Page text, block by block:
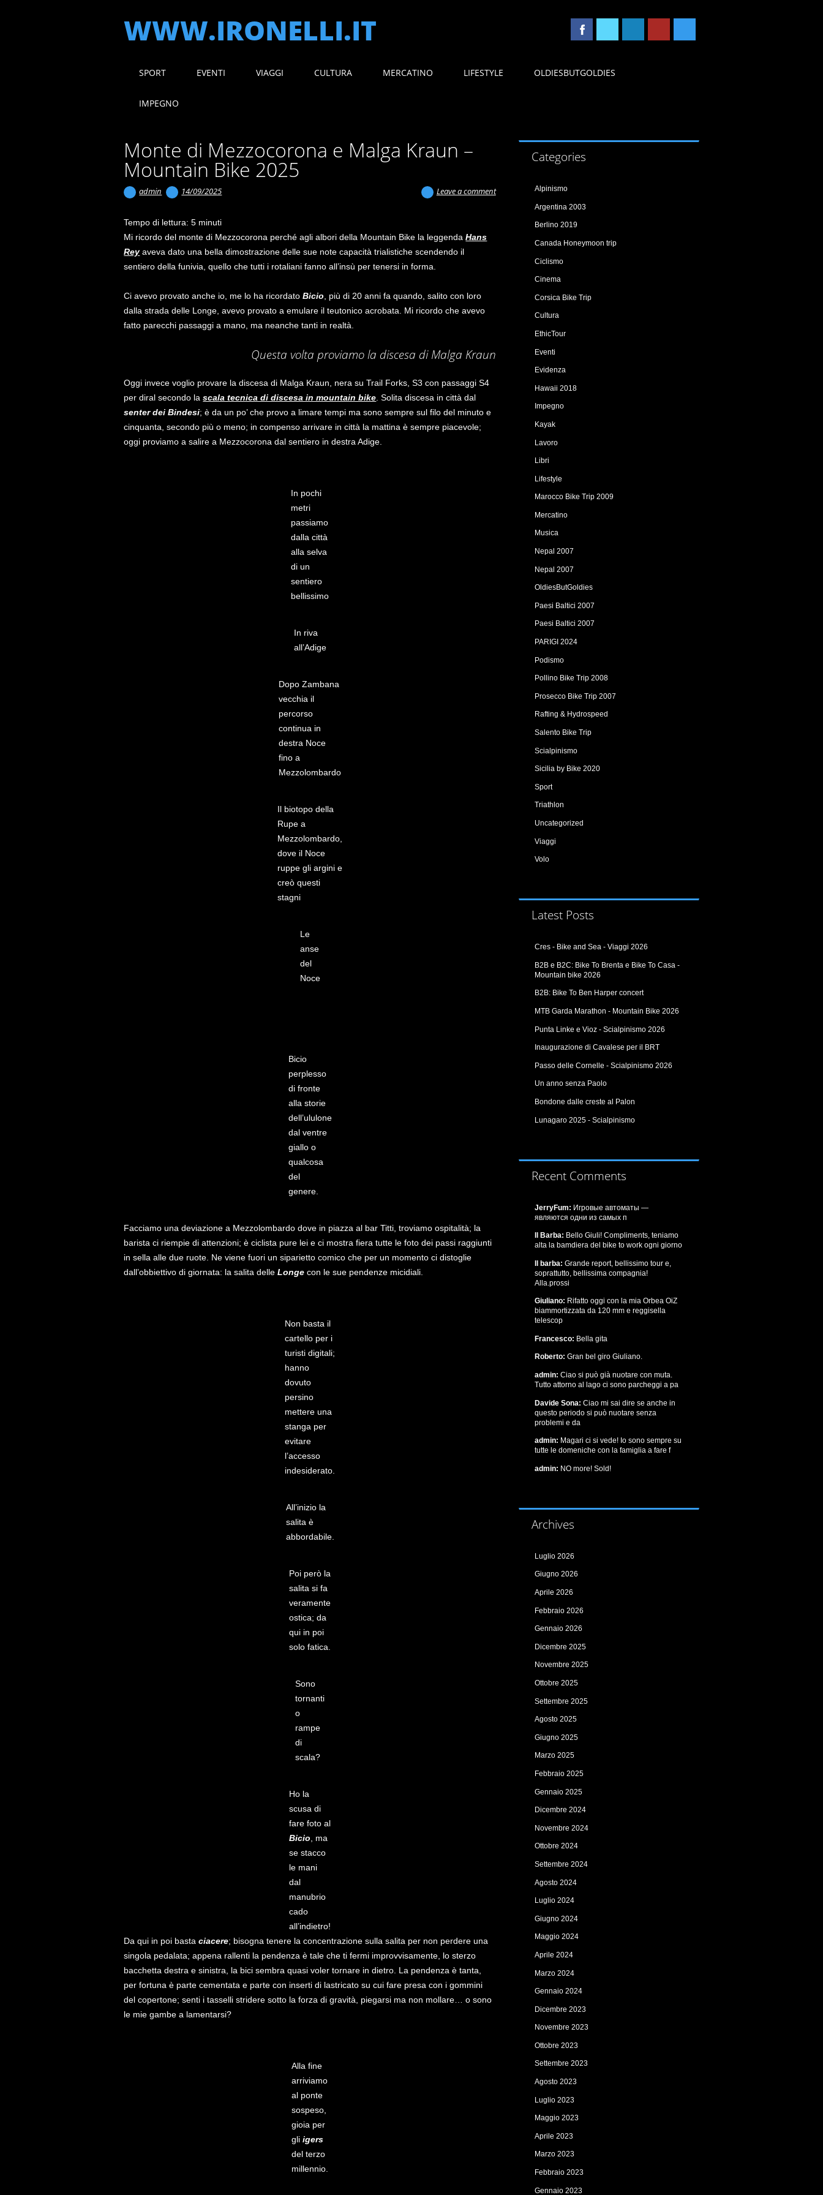
WWW.IRONELLI.IT
Main menu
SPORT EVENTI VIAGGI CULTURA MERCATINO LIFESTYLE OLDIESBUTGOLDIES
IMPEGNO
Monte di Mezzocorona e Malga Kraun –
Mountain Bike 2025
admin 14/09/2025 Leave a comment
Tempo di lettura:5 minuti
Mi ricordo del monte di Mezzocorona perché agli albori della Mountain Bike la leggendaHans
Reyaveva dato una bella dimostrazione delle sue note capacità trialistiche scendendo il
sentiero della funivia, quello che tutti i rotaliani fanno all’insù per tenersi in forma.
Ci avevo provato anche io, me lo ha ricordatoBicio , più di 20 anni fa quando, salito con loro
dalla strada delle Longe, avevo provato a emulare il teutonico acrobata. Mi ricordo che avevo
fatto parecchi passaggi a mano, ma neanche tanti in realtà.
Questa volta proviamo la discesa di Malga Kraun
Oggi invece voglio provare la discesa di Malga Kraun, nera su Trail Forks, S3 con passaggi S4
per diral secondo lascala tecnica di discesa in mountain bike . Solita discesa in città dal
senter dei Bindesi; è da un po’ che provo a limare tempi ma sono sempre sul filo del minuto e
cinquanta, secondo più o meno; in compenso arrivare in città la mattina è sempre piacevole;
oggi proviamo a salire a Mezzocorona dal sentiero in destra Adige.
In pochi
metri
passiamo
dalla città
alla selva
di un
sentiero
bellissimo
In riva
all’Adige
Dopo Zambana
vecchia il
percorso
continua in
destra Noce
fino a
Mezzolombardo
Il biotopo della
Rupe a
Mezzolombardo,
dove il Noce
ruppe gli argini e
creò questi
stagni
Le
anse
del
Noce
Bicio
perplesso
di fronte
alla storie
dell’ululone
dal ventre
giallo o
qualcosa
del
genere.
Facciamo una deviazione a Mezzolombardo dove in piazza al bar Titti, troviamo ospitalità; la
barista ci riempie di attenzioni; è ciclista pure lei e ci mostra fiera tutte le foto dei passi raggiunti
in sella alle due ruote. Ne viene fuori un siparietto comico che per un momento ci distoglie
dall’obbiettivo di giornata: la salita delleLongecon le sue pendenze micidiali.
Non basta il
cartello per i
turisti digitali;
hanno
dovuto
persino
mettere una
stanga per
evitare
l’accesso
indesiderato.
All’inizio la
salita è
abbordabile.
Poi però la
salita si fa
veramente
ostica; da
qui in poi
solo fatica.
Sono
tornanti
o
rampe
di
scala?
Ho la
scusa di
fare foto al
Bicio , ma
se stacco
le mani
dal
manubrio
cado
all’indietro!
Da qui in poi bastaciacere; bisogna tenere la concentrazione sulla salita per non perdere una
singola pedalata; appena rallenti la pendenza è tale che ti fermi improvvisamente, lo sterzo
bacchetta destra e sinistra, la bici sembra quasi voler tornare in dietro. La pendenza è tanta,
per fortuna è parte cementata e parte con inserti di lastricato su cui fare presa con i gommini
del copertone; senti i tasselli stridere sotto la forza di gravità, piegarsi ma non mollare… o sono
le mie gambe a lamentarsi?
Alla fine
arriviamo
al ponte
sospeso,
gioia per
gliigers
del terzo
millennio.
Categories
Alpinismo
Argentina 2003
Berlino 2019
Canada Honeymoon trip
Ciclismo
Cinema
Corsica Bike Trip
Cultura
EthicTour
Eventi
Evidenza
Hawaii 2018
Impegno
Kayak
Lavoro
Libri
Lifestyle
Marocco Bike Trip 2009
Mercatino
Musica
Nepal 2007
Nepal 2007
OldiesButGoldies
Paesi Baltici 2007
Paesi Baltici 2007
PARIGI 2024
Podismo
Pollino Bike Trip 2008
Prosecco Bike Trip 2007
Rafting & Hydrospeed
Salento Bike Trip
Scialpinismo
Sicilia by Bike 2020
Sport
Triathlon
Uncategorized
Viaggi
Volo
Latest Posts
Cres - Bike and Sea - Viaggi 2026
B2B e B2C: Bike To Brenta e Bike To Casa -
Mountain bike 2026
B2B: Bike To Ben Harper concert
MTB Garda Marathon - Mountain Bike 2026
Punta Linke e Vioz - Scialpinismo 2026
Inaugurazione di Cavalese per il BRT
Passo delle Cornelle - Scialpinismo 2026
Un anno senza Paolo
Bondone dalle creste al Palon
Lunagaro 2025 - Scialpinismo
Recent Comments
JerryFum: Игровые автоматы —
являются одни из самых п
Il Barba: Bello Giuli! Compliments, teniamo
alta la bamdiera del bike to work ogni giorno
Il barba: Grande report, bellissimo tour e,
soprattutto, bellissima compagnia!
Alla.prossi
Giuliano: Rifatto oggi con la mia Orbea OiZ
biammortizzata da 120 mm e reggisella
telescop
Francesco: Bella gita
Roberto: Gran bel giro Giuliano.
admin: Ciao si può già nuotare con muta.
Tutto attorno al lago ci sono parcheggi a pa
Davide Sona: Ciao mi sai dire se anche in
questo periodo si può nuotare senza
problemi e da
admin: Magari ci si vede! Io sono sempre su
tutte le domeniche con la famiglia a fare f
admin: NO more! Sold!
Archives
Luglio 2026
Giugno 2026
Aprile 2026
Febbraio 2026
Gennaio 2026
Dicembre 2025
Novembre 2025
Ottobre 2025
Settembre 2025
Agosto 2025
Giugno 2025
Marzo 2025
Febbraio 2025
Gennaio 2025
Dicembre 2024
Novembre 2024
Ottobre 2024
Settembre 2024
Agosto 2024
Luglio 2024
Giugno 2024
Maggio 2024
Aprile 2024
Marzo 2024
Gennaio 2024
Dicembre 2023
Novembre 2023
Ottobre 2023
Settembre 2023
Agosto 2023
Luglio 2023
Maggio 2023
Aprile 2023
Marzo 2023
Febbraio 2023
Gennaio 2023